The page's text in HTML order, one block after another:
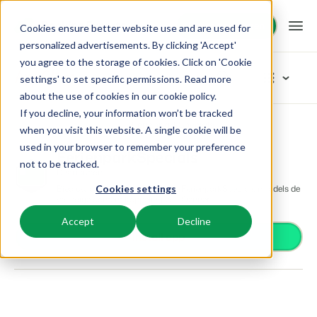
Cookies ensure better website use and are used for
personalized advertisements. By clicking 'Accept'
you agree to the storage of cookies. Click on 'Cookie
settings' to set specific permissions. Read more
about the use of cookies in our cookie policy.
If you decline, your information won’t be tracked
when you visit this website. A single cookie will be
used in your browser to remember your preference
not to be tracked.
Cookies settings
Accept Decline
Demo aanvragen
Demo aanvragen
Platform
BEX PMS
Reserveringssysteem
Beheer alle back office processen.
Adverteer jouw aanbod op een mix van kanalen.
Oplossingen
Booking Experts voor:
Villa's, bungalows, chalets en boomhutten.
Hotelkamers, appartementen, B&Bs en pensions.
Resources
Kennis
BEX Educate | Pro
Blijven leren, blijven leiden in de recreatie.
Prijzen
Klantverhalen
App Store
Blader door de categorieën
Toegangscontrole
Betaalproviders
Ontvang betalingen
Distributie
Plaats je aanbod op een mix van kanalen
Gasttechnologie
Verbeter de gastbeleving
App Store Distribution FerienparkSpecials
FerienparkSpecials
Bied uw accommodatie aan op FerienparkSpecials middels de
Install app